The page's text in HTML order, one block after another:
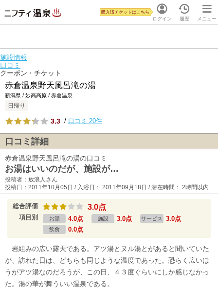
ログイン
購入済チケットはこちら
履歴 メニュー
施設情報
口コミ
クーポン・チケット
赤倉温泉野天風呂滝の湯
新潟県 / 妙高高原 / 赤倉温泉
日帰り
3.3 / 口コミ 20件
口コミ詳細
赤倉温泉野天風呂滝の湯の口コミ
お湯はいいのだが、施設が…
投稿者：放浪人さん
投稿日：2011年10月05日 / 入浴日： 2011年09月18日 / 滞在時間： 2時間以内
総合評価 3.0点
項目別 お湯 4.0点 施設 3.0点 サービス 3.0点
飲食 0.0点
岩組みの広い露天である。アツ湯とヌル湯とがあると聞いていた
が、訪れた日は、どちらも同じような温度であった。恐らく広いほ
うがアツ湯なのだろうが、この日、４３度ぐらいにしか感じなかっ
た。湯の華が舞ういい温泉である。